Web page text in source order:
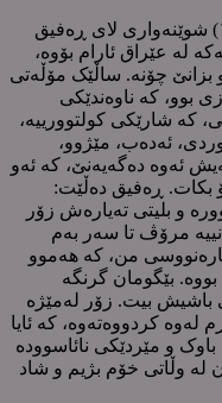
ئەو ماوەیەی لە هەولێر بوو (ساڵی ١٩٩٣) شوێنەواری لای ڕەفیق
٢٠٠٥ کاتێک دۆخەکە لە عێراق ئارام بۆوە،
چۆنە. ساڵێک مۆڵەتی
بوو، کە ناوەندێکی
کە شارێکی کولتوورییە،
ئەدەب، مێژوو،
ئەوە دەگەیەنێ، کە ئەو
بکات. ڕەفیق دەڵێت:
و بلیتی تەیارەش زۆر
مرۆڤ تا سەر بەم
من، کە هەموو
بێگومان گرنگە
باشیش بیت. زۆر لەمێژە
کردووەتەوە، کە ئایا
و مێردێکی نائاسوودە
لە وڵاتی خۆم بژیم و شاد